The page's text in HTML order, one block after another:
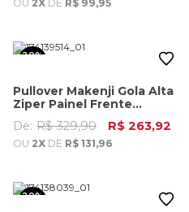
OU 2X DE R$ 99,95
20%
Pullover Makenji Gola Alta
Ziper Painel Frente
Masculino Bordo
De: R$ 329,90 R$ 263,92
OU 2X DE R$ 131,96
20%